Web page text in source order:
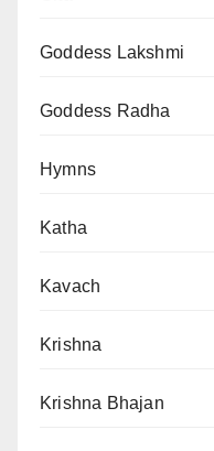
Goddess Lakshmi
Goddess Radha
Hymns
Katha
Kavach
Krishna
Krishna Bhajan